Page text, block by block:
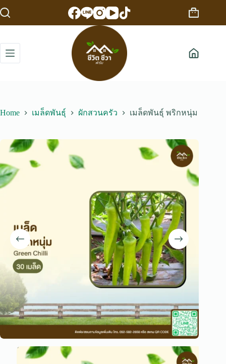
to
Shopping
cart
Home เมล็ดพันธุ์ ผักสวนครัว เมล็ดพันธุ์ พริกหนุ่ม